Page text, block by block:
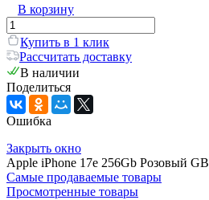
В корзину
Купить в 1 клик
Рассчитать доставку
В наличии
Поделиться
Ошибка
Закрыть окно
Apple iPhone 17e 256Gb Розовый GB
Самые продаваемые товары
Просмотренные товары